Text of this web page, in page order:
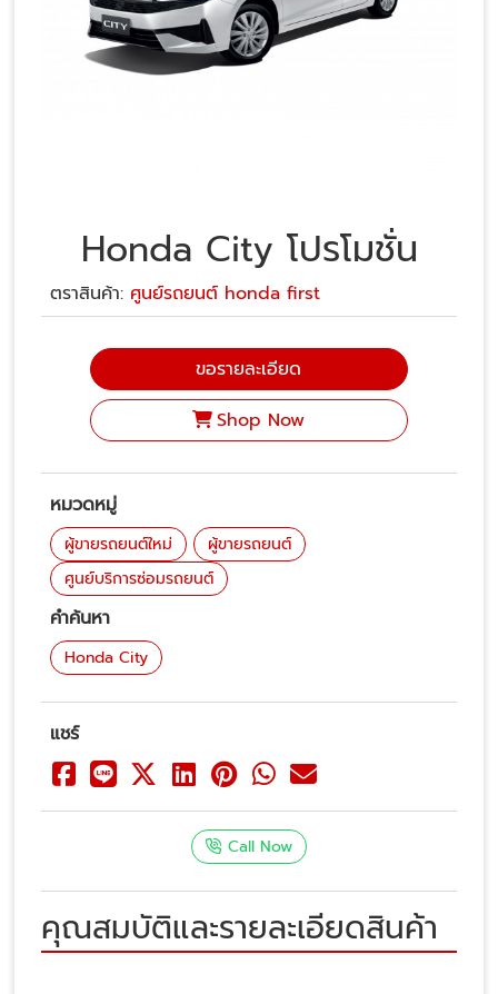
Honda City โปรโมชั่น
ตราสินค้า: ศูนย์รถยนต์ honda first
ขอรายละเอียด
Shop Now
หมวดหมู่
ผู้ขายรถยนต์ใหม่
ผู้ขายรถยนต์
ศูนย์บริการซ่อมรถยนต์
คำค้นหา
Honda City
แชร์
Call Now
คุณสมบัติและรายละเอียดสินค้า